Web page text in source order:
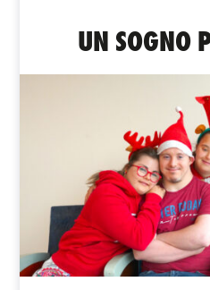
UN SOGNO